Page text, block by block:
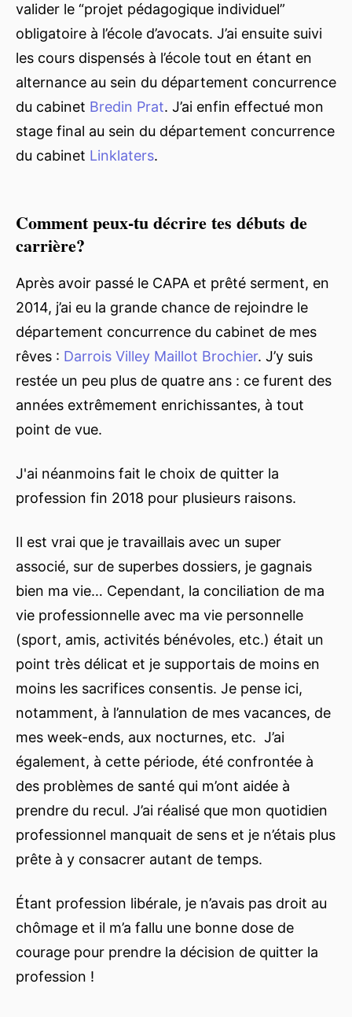
valider le “projet pédagogique individuel”
obligatoire à l’école d’avocats. J’ai ensuite suivi
les cours dispensés à l’école tout en étant en
alternance au sein du département concurrence
du cabinet Bredin Prat. J’ai enfin effectué mon
stage final au sein du département concurrence
du cabinet Linklaters.
Comment peux-tu décrire tes débuts de
carrière?
Après avoir passé le CAPA et prêté serment, en
2014, j’ai eu la grande chance de rejoindre le
département concurrence du cabinet de mes
rêves : Darrois Villey Maillot Brochier. J’y suis
restée un peu plus de quatre ans : ce furent des
années extrêmement enrichissantes, à tout
point de vue.
J'ai néanmoins fait le choix de quitter la
profession fin 2018 pour plusieurs raisons.
Il est vrai que je travaillais avec un super
associé, sur de superbes dossiers, je gagnais
bien ma vie… Cependant, la conciliation de ma
vie professionnelle avec ma vie personnelle
(sport, amis, activités bénévoles, etc.) était un
point très délicat et je supportais de moins en
moins les sacrifices consentis. Je pense ici,
notamment, à l’annulation de mes vacances, de
mes week-ends, aux nocturnes, etc. J’ai
également, à cette période, été confrontée à
des problèmes de santé qui m’ont aidée à
prendre du recul. J’ai réalisé que mon quotidien
professionnel manquait de sens et je n’étais plus
prête à y consacrer autant de temps.
Étant profession libérale, je n’avais pas droit au
chômage et il m’a fallu une bonne dose de
courage pour prendre la décision de quitter la
profession !